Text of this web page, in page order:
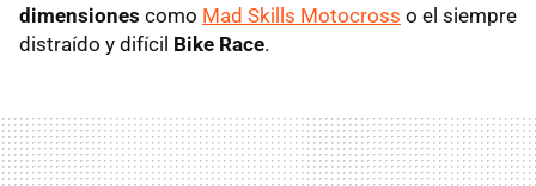
dimensiones como Mad Skills Motocross o el siempre
distraído y difícil Bike Race.